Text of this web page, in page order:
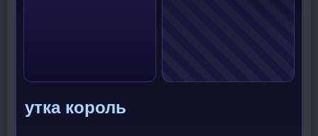
утка король